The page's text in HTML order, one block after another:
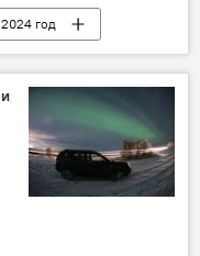
2024 год
Награды
АР